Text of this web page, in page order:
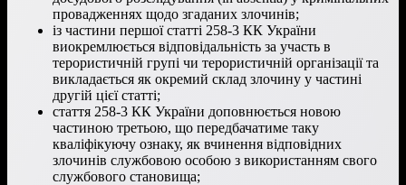
провадженнях щодо згаданих злочинів;
із частини першої статті 258-3 КК України
виокремлюється відповідальність за участь в
терористичній групі чи терористичній організації та
викладається як окремий склад злочину у частині
другій цієї статті;
стаття 258-3 КК України доповнюється новою
частиною третьою, що передбачатиме таку
кваліфікуючу ознаку, як вчинення відповідних
злочинів службовою особою з використанням свого
службового становища;